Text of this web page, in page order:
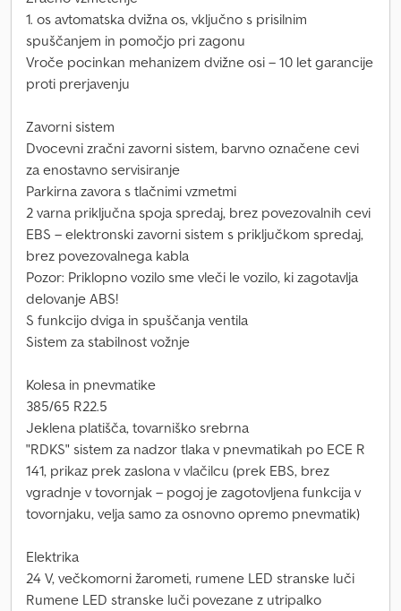
1. os avtomatska dvižna os, vključno s prisilnim
spuščanjem in pomočjo pri zagonu
Vroče pocinkan mehanizem dvižne osi – 10 let garancije
proti prerjavenju
Zavorni sistem
Dvocevni zračni zavorni sistem, barvno označene cevi
za enostavno servisiranje
Parkirna zavora s tlačnimi vzmetmi
2 varna priključna spoja spredaj, brez povezovalnih cevi
EBS – elektronski zavorni sistem s priključkom spredaj,
brez povezovalnega kabla
Pozor: Priklopno vozilo sme vleči le vozilo, ki zagotavlja
delovanje ABS!
S funkcijo dviga in spuščanja ventila
Sistem za stabilnost vožnje
Kolesa in pnevmatike
385/65 R22.5
Jeklena platišča, tovarniško srebrna
"RDKS" sistem za nadzor tlaka v pnevmatikah po ECE R
141, prikaz prek zaslona v vlačilcu (prek EBS, brez
vgradnje v tovornjak – pogoj je zagotovljena funkcija v
tovornjaku, velja samo za osnovno opremo pnevmatik)
Elektrika
24 V, večkomorni žarometi, rumene LED stranske luči
Rumene LED stranske luči povezane z utripalko